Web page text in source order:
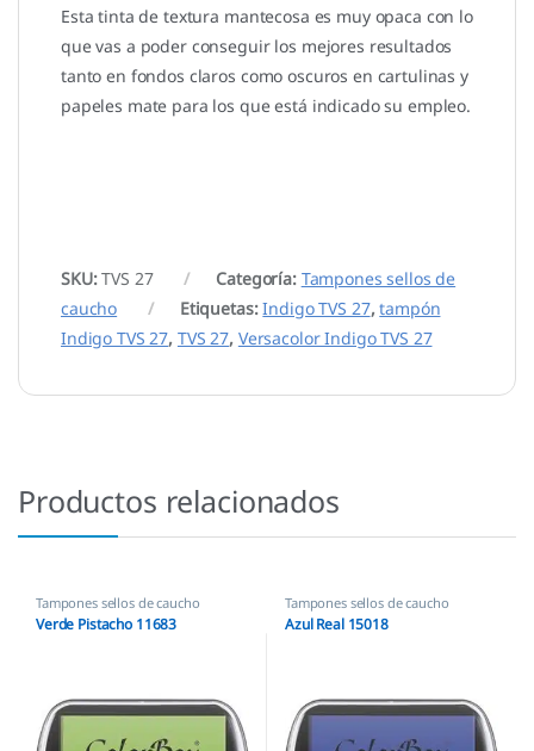
Esta tinta de textura mantecosa es muy opaca con lo
que vas a poder conseguir los mejores resultados
tanto en fondos claros como oscuros en cartulinas y
papeles mate para los que está indicado su empleo.
SKU:TVS 27 Categoría: Tampones sellos de
caucho
Etiquetas:Indigo TVS 27,tampón
Indigo TVS 27, TVS 27, Versacolor Indigo TVS 27
Productos relacionados
Tampones sellos de caucho
Verde Pistacho 11683
Tampones sellos de caucho
Azul Real 15018